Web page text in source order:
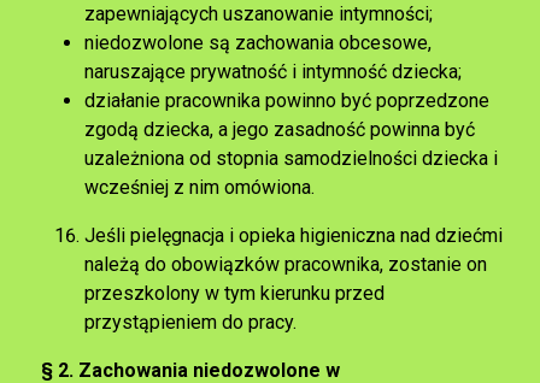
zapewniających uszanowanie intymności;
niedozwolone są zachowania obcesowe,
naruszające prywatność i intymność dziecka;
działanie pracownika powinno być poprzedzone
zgodą dziecka, a jego zasadność powinna być
uzależniona od stopnia samodzielności dziecka i
wcześniej z nim omówiona.
Jeśli pielęgnacja i opieka higieniczna nad dziećmi
należą do obowiązków pracownika, zostanie on
przeszkolony w tym kierunku przed
przystąpieniem do pracy.
§ 2. Zachowania niedozwolone w